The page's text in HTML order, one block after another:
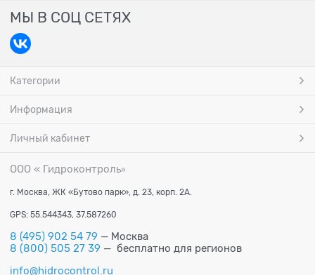
МЫ В СОЦ СЕТЯХ
Категории
Информация
Личный кабинет
ООО « Гидроконтроль»
г. Москва, ЖК «Бутово парк», д. 23, корп. 2А.
GPS: 55.544343, 37.587260
8 (495) 902 54 79 — Москва
8 (800) 505 27 39 — бесплатно для регионов
info@hidrocontrol.ru